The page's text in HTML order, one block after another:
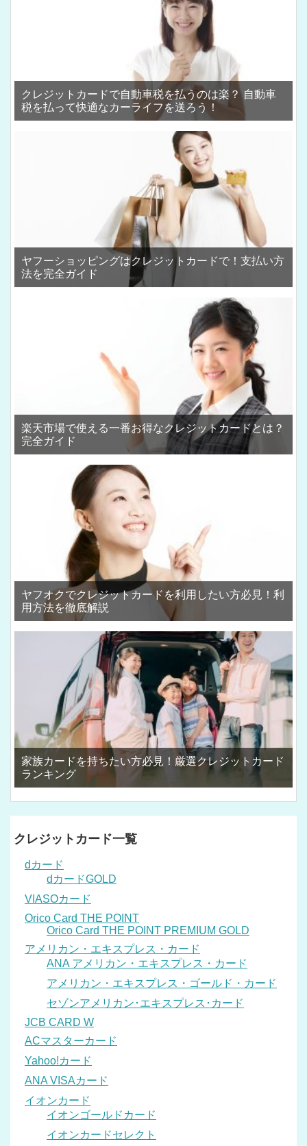
クレジットカードで自動車税を払うのは楽？ 自動車
税を払って快適なカーライフを送ろう！
ヤフーショッピングはクレジットカードで！支払い方
法を完全ガイド
楽天市場で使える一番お得なクレジットカードとは？
完全ガイド
ヤフオクでクレジットカードを利用したい方必見！利
用方法を徹底解説
家族カードを持ちたい方必見！厳選クレジットカード
ランキング
クレジットカード一覧
dカード
dカードGOLD
VIASOカード
Orico Card THE POINT
Orico Card THE POINT PREMIUM GOLD
アメリカン・エキスプレス・カード
ANA アメリカン・エキスプレス・カード
アメリカン・エキスプレス・ゴールド・カード
セゾンアメリカン･エキスプレス･カード
JCB CARD W
ACマスターカード
Yahoo!カード
ANA VISAカード
イオンカード
イオンゴールドカード
イオンカードセレクト